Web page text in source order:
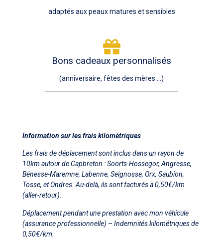
adaptés aux peaux matures et sensibles
Bons cadeaux personnalisés
(anniversaire, fêtes des mères ...)
Information sur les frais kilométriques
Les frais de déplacement sont inclus dans un rayon de
10km autour de Capbreton : Soorts-Hossegor, Angresse,
Bénesse-Maremne, Labenne, Seignosse, Orx, Saubion,
Tosse, et Ondres. Au-delà, ils sont facturés à 0,50€/km
(aller-retour).
Déplacement pendant une prestation avec mon véhicule
(assurance professionnelle) – Indemnités kilométriques de
0,50€/km.